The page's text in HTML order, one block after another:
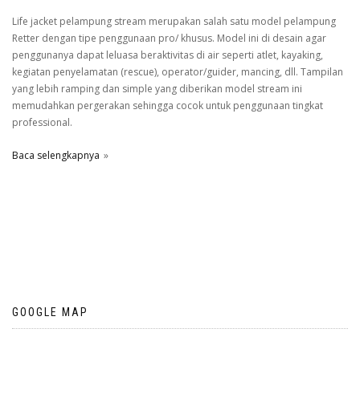
Life jacket pelampung stream merupakan salah satu model pelampung
Retter dengan tipe penggunaan pro/ khusus. Model ini di desain agar
penggunanya dapat leluasa beraktivitas di air seperti atlet, kayaking,
kegiatan penyelamatan (rescue), operator/guider, mancing, dll. Tampilan
yang lebih ramping dan simple yang diberikan model stream ini
memudahkan pergerakan sehingga cocok untuk penggunaan tingkat
professional.
Baca selengkapnya
GOOGLE MAP